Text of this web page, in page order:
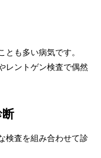
も多い病気です。
レントゲン検査で偶然
断
検査を組み合わせて診